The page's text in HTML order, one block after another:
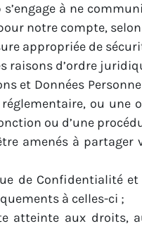
s’engage à ne
notre compte,
appropriée de
raisons d’ordre
et Données
ou une
ou d’une
amenés à
de Confidentialité
à celles-ci ;
atteinte aux droits,